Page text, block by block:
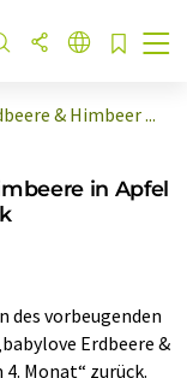
& Himbeer ...
in Apfel
des vorbeugenden
Erdbeere &
Monat“ zurück.